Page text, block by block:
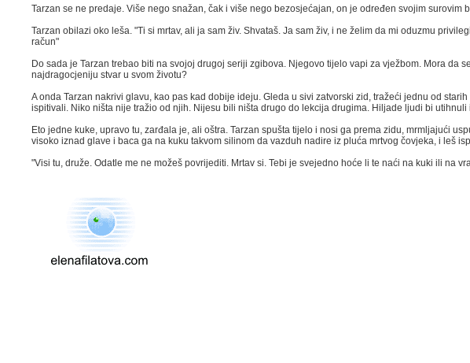
Tarzan se ne predaje. Više nego snažan, čak i više nego bezosjećajan, on je određen svojim
Tarzan obilazi oko leša. "Ti si mrtav, ali ja sam živ. Shvataš. Ja sam živ, i ne želim da mi oduzmu
račun"
Do sada je Tarzan trebao biti na svojoj drugoj seriji zgibova. Njegovo tijelo vapi za vježbom. Mora
najdragocjeniju stvar u svom životu?
A onda Tarzan nakrivi glavu, kao pas kad dobije ideju. Gleda u sivi zatvorski zid, tražeći jednu od
ispitivali. Niko ništa nije tražio od njih. Nijesu bili ništa drugo do lekcija drugima. Hiljade ljudi bi
Eto jedne kuke, upravo tu, zarđala je, ali oštra. Tarzan spušta tijelo i nosi ga prema zidu, mrmljajući
visoko iznad glave i baca ga na kuku takvom silinom da vazduh nadire iz pluća mrtvog čovjeka, i leš
"Visi tu, druže. Odatle me ne možeš povrijediti. Mrtav si. Tebi je svejedno hoće li te naći na kuki ili na